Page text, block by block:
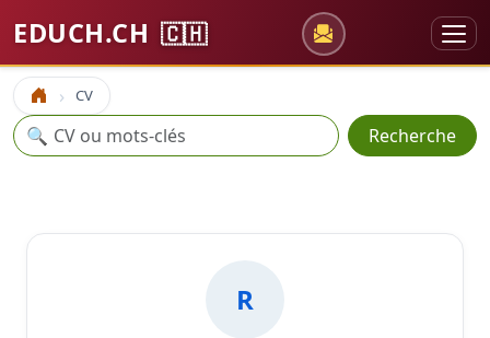
EDUCH.CH 🇨🇭
Accueil CV
Recherche
🔍 Recherche
R